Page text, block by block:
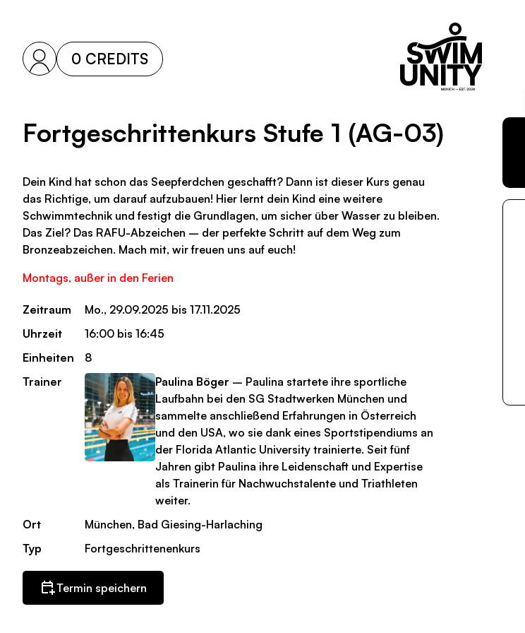
0 CREDITS
Fortgeschrittenkurs Stufe 1 (AG-03)
Dein Kind hat schon das Seepferdchen geschafft? Dann ist dieser Kurs genau
das Richtige, um darauf aufzubauen! Hier lernt dein Kind eine weitere
Schwimmtechnik und festigt die Grundlagen, um sicher über Wasser zu bleiben.
Das Ziel? Das RAFU-Abzeichen – der perfekte Schritt auf dem Weg zum
Bronzeabzeichen. Mach mit, wir freuen uns auf euch!
Montags, außer in den Ferien
Zeitraum
Mo., 29.09.2025 bis 17.11.2025
Uhrzeit
16:00 bis 16:45
Einheiten
8
Trainer
Paulina Böger – Paulina startete ihre sportliche
Laufbahn bei den SG Stadtwerken München und
sammelte anschließend Erfahrungen in Österreich
und den USA, wo sie dank eines Sportstipendiums an
der Florida Atlantic University trainierte. Seit fünf
Jahren gibt Paulina ihre Leidenschaft und Expertise
als Trainerin für Nachwuchstalente und Triathleten
weiter.
Ort
München, Bad Giesing-Harlaching
Typ
Fortgeschrittenenkurs
Termin speichern